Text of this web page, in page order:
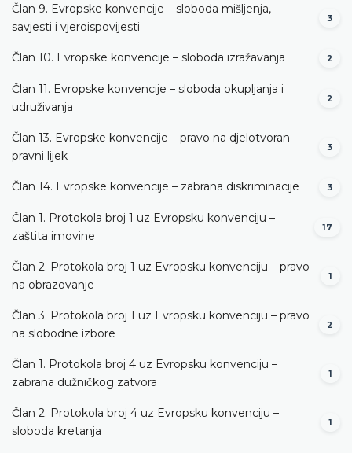
Član 9. Evropske konvencije – sloboda mišljenja,
savjesti i vjeroispovijesti
3
Član 10. Evropske konvencije – sloboda izražavanja 2
Član 11. Evropske konvencije – sloboda okupljanja i
udruživanja
2
Član 13. Evropske konvencije – pravo na djelotvoran
pravni lijek
3
Član 14. Evropske konvencije – zabrana diskriminacije 3
Član 1. Protokola broj 1 uz Evropsku konvenciju –
zaštita imovine
17
Član 2. Protokola broj 1 uz Evropsku konvenciju – pravo
na obrazovanje
1
Član 3. Protokola broj 1 uz Evropsku konvenciju – pravo
na slobodne izbore
2
Član 1. Protokola broj 4 uz Evropsku konvenciju –
zabrana dužničkog zatvora
1
Član 2. Protokola broj 4 uz Evropsku konvenciju –
sloboda kretanja
1